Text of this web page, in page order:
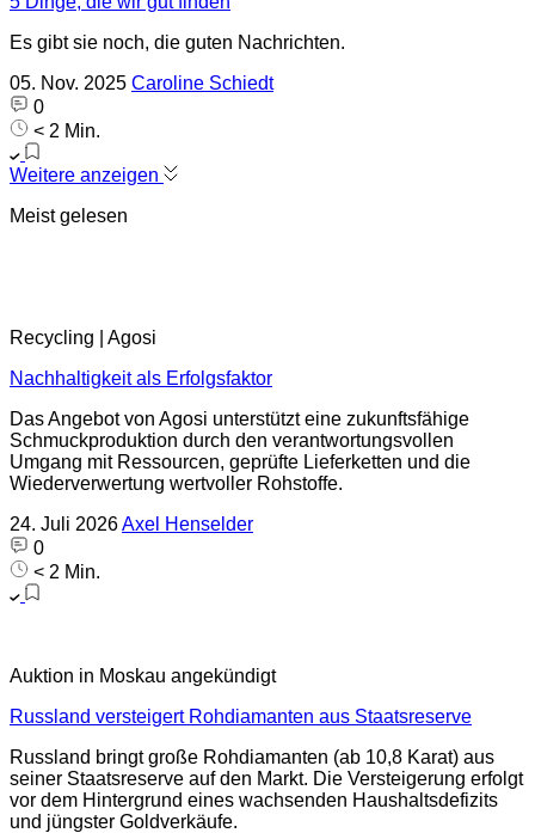
Es gibt sie noch, die guten Nachrichten.
05. Nov. 2025 Caroline Schiedt
0
< 2 Min.
Weitere anzeigen
Meist gelesen
Recycling | Agosi
Nachhaltigkeit als Erfolgsfaktor
Das Angebot von Agosi unterstützt eine zukunftsfähige
Schmuckproduktion durch den verantwortungsvollen
Umgang mit Ressourcen, geprüfte Lieferketten und die
Wiederverwertung wertvoller Rohstoffe.
24. Juli 2026Axel Henselder
0
< 2 Min.
Auktion in Moskau angekündigt
Russland versteigert Rohdiamanten aus Staatsreserve
Russland bringt große Rohdiamanten (ab 10,8 Karat) aus
seiner Staatsreserve auf den Markt. Die Versteigerung erfolgt
vor dem Hintergrund eines wachsenden Haushaltsdefizits
und jüngster Goldverkäufe.